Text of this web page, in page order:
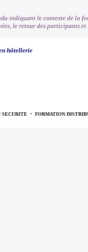
indiquant le contexte de la
le retour des participants
hôtellerie
SECURITE • FORMATION